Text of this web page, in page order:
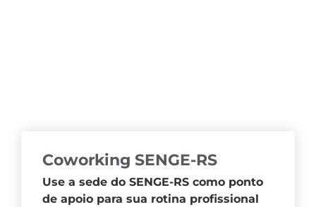
Coworking SENGE-RS
Use a sede do SENGE-RS como ponto
de apoio para sua rotina profissional